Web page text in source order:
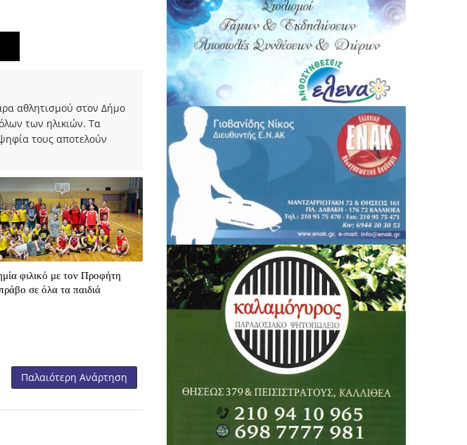
αθλητισμού στον Δήμο
των ηλικιών. Τα
τους αποτελούν
φιλικό με τον Προφήτη
σε όλα τα παιδιά
Παλαιότερη Ανάρτηση